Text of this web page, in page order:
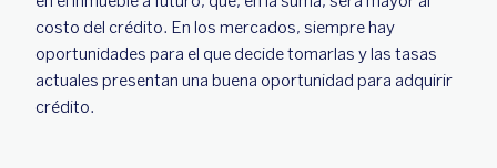
costo del crédito. En los mercados, siempre hay
oportunidades para el que decide tomarlas y las tasas
actuales presentan una buena oportunidad para adquirir
crédito.